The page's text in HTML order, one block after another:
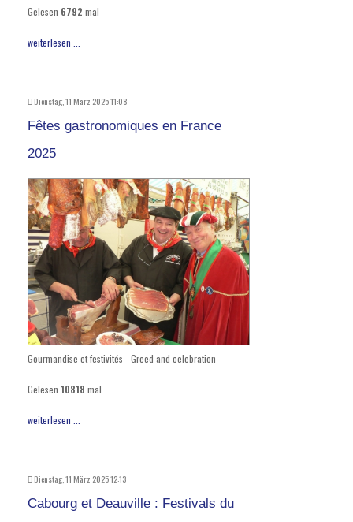
Gelesen 6792 mal
weiterlesen ...
Dienstag, 11 März 2025 11:08
Fêtes gastronomiques en France
2025
Gourmandise et festivités - Greed and celebration
Gelesen 10818 mal
weiterlesen ...
Dienstag, 11 März 2025 12:13
Cabourg et Deauville : Festivals du